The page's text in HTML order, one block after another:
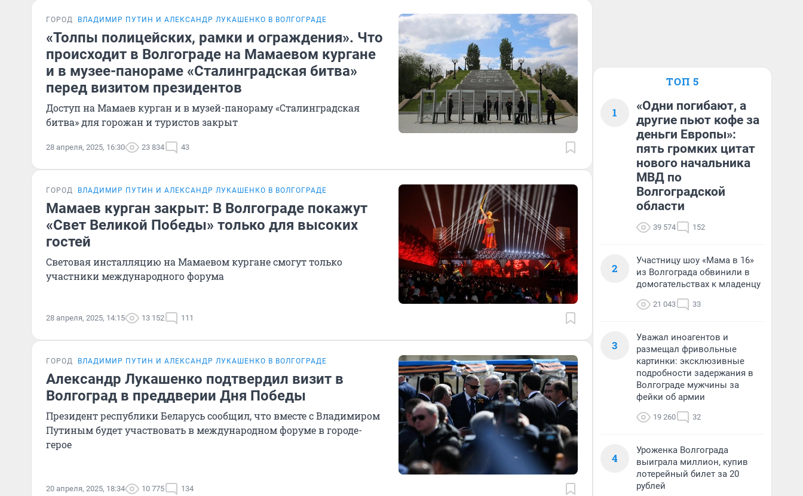
ГОРОД ВЛАДИМИР ПУТИН И АЛЕКСАНДР ЛУКАШЕНКО В ВОЛГОГРАДЕ
«Толпы полицейских, рамки и ограждения». Что
происходит в Волгограде на Мамаевом кургане
и в музее-панораме «Сталинградская битва»
перед визитом президентов
Доступ на Мамаев курган и в музей-панораму «Сталинградская
битва» для горожан и туристов закрыт
28 апреля, 2025, 16:30 23 834 43
ГОРОД ВЛАДИМИР ПУТИН И АЛЕКСАНДР ЛУКАШЕНКО В ВОЛГОГРАДЕ
Мамаев курган закрыт: В Волгограде покажут
«Свет Великой Победы» только для высоких
гостей
Световая инсталляцию на Мамаевом кургане смогут только
участники международного форума
28 апреля, 2025, 14:15 13 152 111
ГОРОД ВЛАДИМИР ПУТИН И АЛЕКСАНДР ЛУКАШЕНКО В ВОЛГОГРАДЕ
Александр Лукашенко подтвердил визит в
Волгоград в преддверии Дня Победы
Президент республики Беларусь сообщил, что вместе с Владимиром
Путиным будет участвовать в международном форуме в городе-
герое
20 апреля, 2025, 18:34 10 775 134
ТОП 5
1
«Одни погибают, а
другие пьют кофе за
деньги Европы»:
пять громких цитат
нового начальника
МВД по
Волгоградской
области
39 574 152
2
Участницу шоу «Мама в 16»
из Волгограда обвинили в
домогательствах к младенцу
21 043 33
3
Уважал иноагентов и
размещал фривольные
картинки: эксклюзивные
подробности задержания в
Волгограде мужчины за
фейки об армии
19 260 32
4
Уроженка Волгограда
выиграла миллион, купив
лотерейный билет за 20
рублей